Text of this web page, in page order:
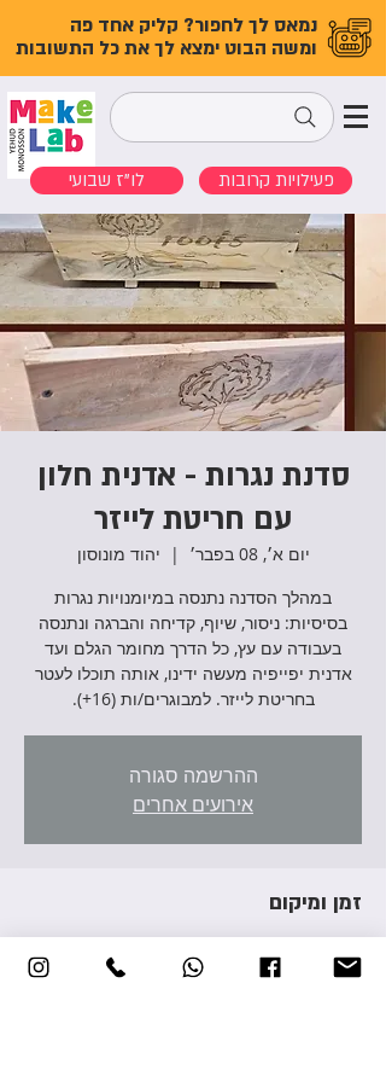
נמאס לך לחפור? קליק אחד פה
ומשה הבוט ימצא לך את כל התשובות
לו"ז שבועי פעילויות קרובות
סדנת נגרות - אדנית חלון
עם חריטת לייזר
יום א׳, 08 בפבר׳
  |
יהוד מונוסון
במהלך הסדנה נתנסה במיומנויות נגרות
בסיסיות: ניסור, שיוף, קדיחה והברגה ונתנסה
בעבודה עם עץ, כל הדרך מחומר הגלם ועד
אדנית יפייפיה מעשה ידינו, אותה תוכלו לעטר
בחריטת לייזר. למבוגרים/ות (16+).
ההרשמה סגורה
אירועים אחרים
זמן ומיקום
יהוד מונוסון, אברהם גירון 3, יהוד מונוסון, ישראל